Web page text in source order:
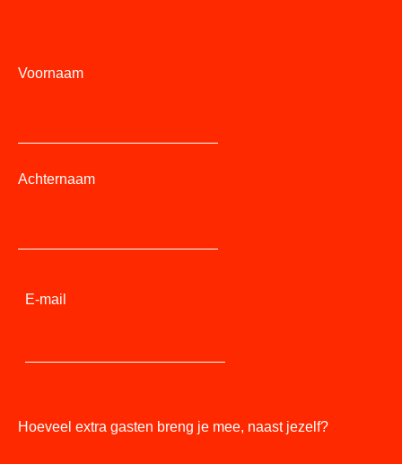
Voornaam
Achternaam
E-mail
Hoeveel extra gasten breng je mee, naast jezelf?